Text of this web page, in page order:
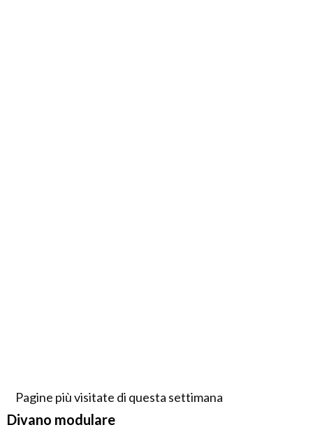
Pagine più visitate di questa settimana
Divano modulare